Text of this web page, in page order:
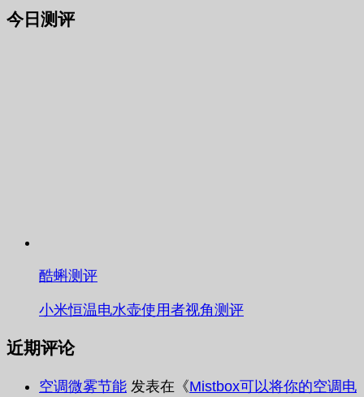
今日测评
酷蝌测评
小米恒温电水壶使用者视角测评
近期评论
空调微雾节能 发表在《Mistbox可以将你的空调电